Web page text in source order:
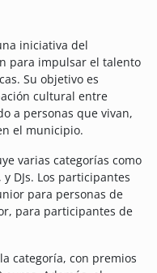
iniciativa del
para impulsar el talento
Su objetivo es
cultural entre
a personas que vivan,
el municipio.
varias categorías como
DJs. Los participantes
para personas de
para participantes de
categoría, con premios